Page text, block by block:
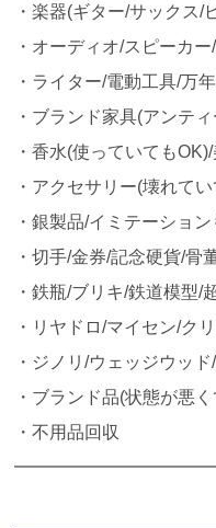
・楽器(ギター/サックス/
・オーディオ/スピーカ
・ライター/電動工具/万
・ブランド家具(アンテ
・香水(使っていても
・アクセサリー(壊れて
・銀製品/イミテーション
・切手/金券/記念硬貨/骨
・鉄瓶/ブリキ/鉄道模型/
・リヤドロ/マイセン/ク
・ジノリ/ウェッジウッ
・ブランド品(状態が悪
・不用品回収